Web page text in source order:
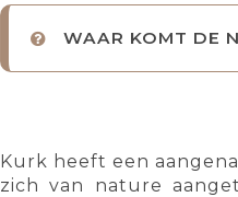
WAAR KOMT DE
Kurk heeft een
zich van nature